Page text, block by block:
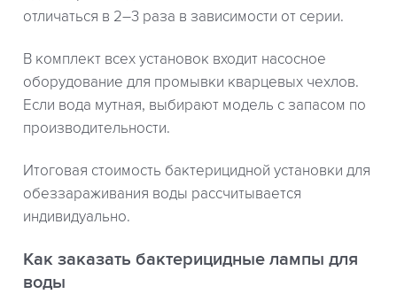
отличаться в 2–3 раза в зависимости от серии.
В комплект всех установок входит насосное
оборудование для промывки кварцевых чехлов.
Если вода мутная, выбирают модель с запасом по
производительности.
Итоговая стоимость бактерицидной установки для
обеззараживания воды рассчитывается
индивидуально.
Как заказать бактерицидные лампы для
воды